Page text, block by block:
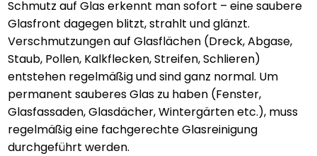
Schmutz auf Glas erkennt man sofort – eine saubere
Glasfront dagegen blitzt, strahlt und glänzt.
Verschmutzungen auf Glasflächen (Dreck, Abgase,
Staub, Pollen, Kalkflecken, Streifen, Schlieren)
entstehen regelmäßig und sind ganz normal. Um
permanent sauberes Glas zu haben (Fenster,
Glasfassaden, Glasdächer, Wintergärten etc.), muss
regelmäßig eine fachgerechte Glasreinigung
durchgeführt werden.